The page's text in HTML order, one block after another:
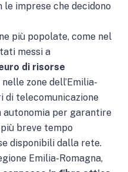
le imprese che decidono
più popolate, come nel
messi a
di risorse
zone dell’Emilia-
di telecomunicazione
autonomia per garantire
breve tempo
disponibili dalla rete.
Emilia-Romagna,